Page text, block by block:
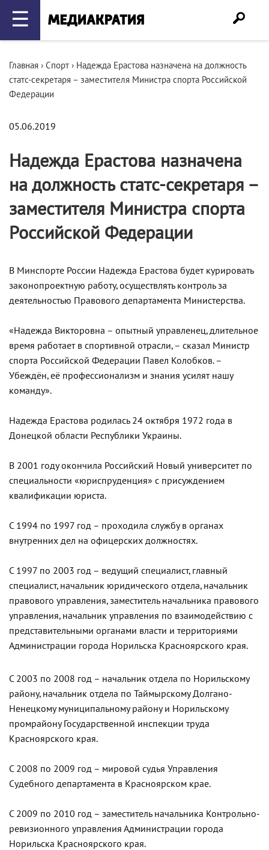
☰
Главная › Спорт › Надежда Ерастова назначена на должность
статс-секретаря – заместителя Министра спорта Российской
Федерации
05.06.2019
Надежда Ерастова назначена
на должность статс-секретаря –
заместителя Министра спорта
Российской Федерации
В Минспорте России Надежда Ерастова будет курировать
законопроектную работу, осуществлять контроль за
деятельностью Правового департамента Министерства.
«Надежда Викторовна – опытный управленец, длительное
время работает в спортивной отрасли, – сказал Министр
спорта Российской Федерации Павел Колобков. –
Убеждён, её профессионализм и знания усилят нашу
команду».
Надежда Ерастова родилась 24 октября 1972 года в
Донецкой области Республики Украины.
В 2001 году окончила Российский Новый университет по
специальности «юриспруденция» с присуждением
квалификации юриста.
С 1994 по 1997 год – проходила службу в органах
внутренних дел на офицерских должностях.
С 1997 по 2003 год – ведущий специалист, главный
специалист, начальник юридического отдела, начальник
правового управления, заместитель начальника правового
управления, начальник управления по взаимодействию с
представительными органами власти и территориями
Администрации города Норильска Красноярского края.
С 2003 по 2008 год – начальник отдела по Норильскому
району, начальник отдела по Таймырскому Долгано-
Ненецкому муниципальному району и Норильскому
промрайону Государственной инспекции труда
Красноярского края.
С 2008 по 2009 год – мировой судья Управления
Судебного департамента в Красноярском крае.
С 2009 по 2010 год – заместитель начальника Контрольно-
ревизионного управления Администрации города
Норильска Красноярского края.